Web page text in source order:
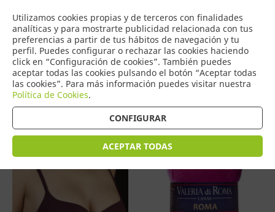
Utilizamos cookies propias y de terceros con finalidades
analíticas y para mostrarte publicidad relacionada con tus
preferencias a partir de tus hábitos de navegación y tu
perfil. Puedes configurar o rechazar las cookies haciendo
click en “Configuración de cookies”. También puedes
aceptar todas las cookies pulsando el botón “Aceptar todas
las cookies”. Para más información puedes visitar nuestra
Política de Cookies.
CONFIGURAR
ACEPTAR TODAS
0
COMERCIO
DE TORRIJOS
Productos (76)
Ordenar por precio